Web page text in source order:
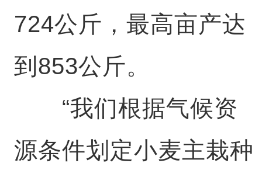
724公斤，最高亩产达
到853公斤。
“我们根据气候资
源条件划定小麦主栽种